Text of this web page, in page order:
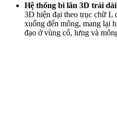
Hệ thống bi lăn 3D trải
3D hiện đại theo trục chữ L
xuống đến mông, mang lại
đạo ở vùng cổ, lưng và